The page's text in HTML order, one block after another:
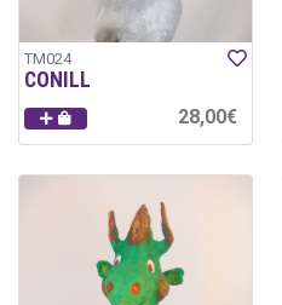
TM024
CONILL
28,00€